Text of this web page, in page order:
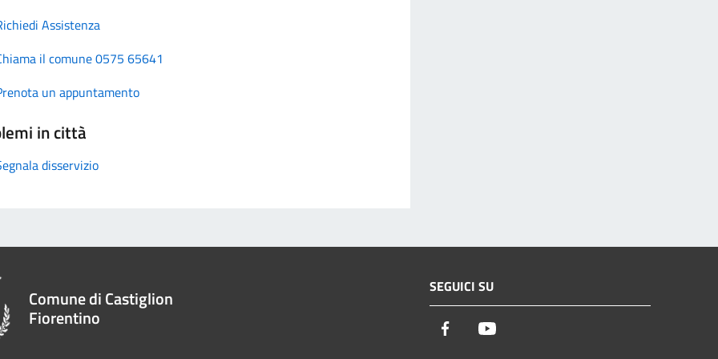
Assistenza
il comune 0575 65641
un appuntamento
in città
disservizio
Comune di Castiglion
Fiorentino
SEGUICI SU
Facebook